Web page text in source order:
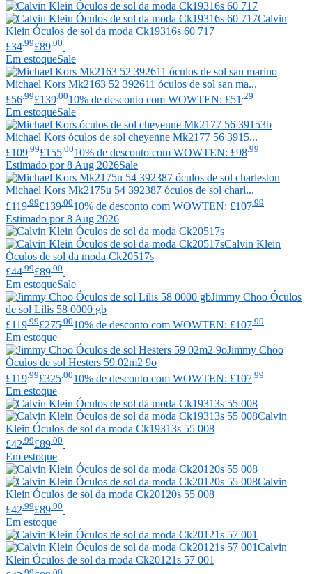
Calvin
Klein Óculos de sol da moda Ck19316s 60 717
£34 .99£89 .00
Em estoqueSale
Michael Kors Mk2163 52 392611 óculos de sol san ma...
£56 .99£139 .0010% de desconto com WOWTEN: £51 .29
Em estoqueSale
Michael Kors óculos de sol cheyenne Mk2177 56 3915...
£109.99£155.0010% de desconto com WOWTEN: £98.99
Estimado por 8 Aug 2026Sale
Michael Kors Mk2175u 54 392387 óculos de sol charl...
£119 .99£139 .0010% de desconto com WOWTEN: £107 .99
Estimado por 8 Aug 2026
Calvin Klein
Óculos de sol da moda Ck20517s
£44 .99£89 .00
Em estoqueSale
Jimmy Choo Óculos
de sol Lilis 58 0000 gb
£119.99£275.0010% de desconto com WOWTEN: £107.99
Em estoque
Jimmy Choo
Óculos de sol Hesters 59 02m2 9o
£119 .99£325 .0010% de desconto com WOWTEN: £107 .99
Em estoque
Calvin
Klein Óculos de sol da moda Ck19313s 55 008
£42 .99£89 .00
Em estoque
Calvin
Klein Óculos de sol da moda Ck20120s 55 008
£42.99£89.00
Em estoque
Calvin
Klein Óculos de sol da moda Ck20121s 57 001
.99 .00